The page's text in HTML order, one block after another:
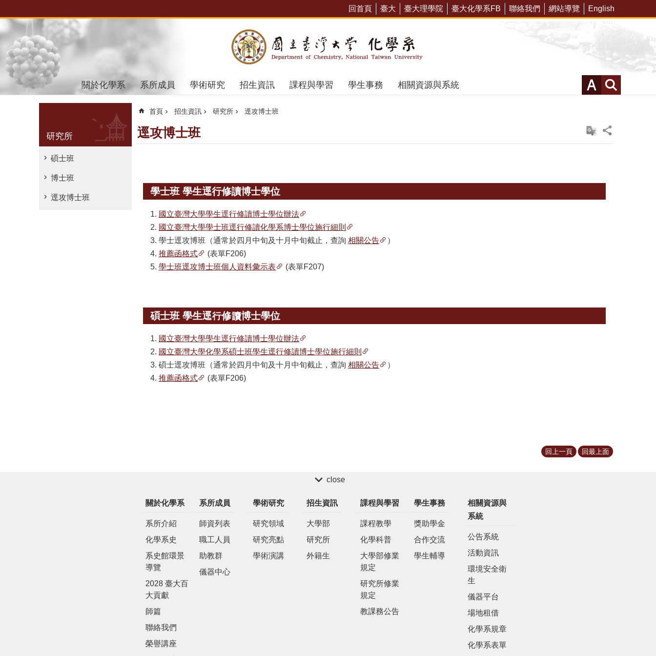
回首頁 臺大 臺大理學院 臺大化學系FB 聯絡我們 網站導覽 English
關於化學系 系所成員 學術研究 招生資訊 課程與學習 學生事務 相關資源與系統
研究所
碩士班
博士班
逕攻博士班
首頁 招生資訊 研究所 逕攻博士班
逕攻博士班
學士班 學生逕行修讀博士學位
國立臺灣大學學生逕行修讀博士學位辦法
國立臺灣大學學士班逕行修讀化學系博士學位施行細則
學士逕攻博班（通常於四月中旬及十月中旬截止，查詢 相關公告
）
推薦函格式
(表單F206)
學士班逕攻博士班個人資料彙示表
(表單F207)
碩士班 學生逕行修讀博士學位
國立臺灣大學學生逕行修讀博士學位辦法
國立臺灣大學化學系碩士班學生逕行修讀博士學位施行細則
碩士逕攻博班（通常於四月中旬及十月中旬截止，查詢 相關公告
）
推薦函格式
(表單F206)
回上一頁 回最上面
close
關於化學系
系所介紹
化學系史
系史館環景
導覽
2028 臺大百
大貢獻
師篇
聯絡我們
榮譽講座
系所成員
師資列表
職工人員
助教群
儀器中心
學術研究
研究領域
研究亮點
學術演講
招生資訊
大學部
研究所
外籍生
課程與學習
課程教學
化學科普
大學部修業
規定
研究所修業
規定
教課務公告
學生事務
獎助學金
合作交流
學生輔導
相關資源與
系統
公告系統
活動資訊
環境安全衛
生
儀器平台
場地租借
化學系規章
化學系表單